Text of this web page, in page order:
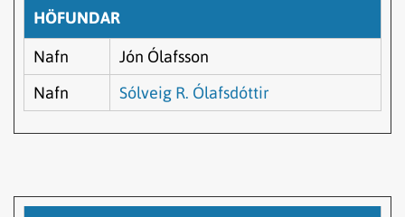
HÖFUNDAR
Nafn
Jón Ólafsson
Nafn
Sólveig R. Ólafsdóttir